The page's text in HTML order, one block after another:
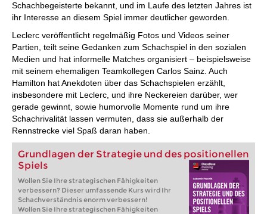
Schachbegeisterte bekannt, und im Laufe des letzten Jahres ist
ihr Interesse an diesem Spiel immer deutlicher geworden.
Leclerc veröffentlicht regelmäßig Fotos und Videos seiner
Partien, teilt seine Gedanken zum Schachspiel in den sozialen
Medien und hat informelle Matches organisiert – beispielsweise
mit seinem ehemaligen Teamkollegen Carlos Sainz. Auch
Hamilton hat Anekdoten über das Schachspielen erzählt,
insbesondere mit Leclerc, und ihre Neckereien darüber, wer
gerade gewinnt, sowie humorvolle Momente rund um ihre
Schachrivalität lassen vermuten, dass sie außerhalb der
Rennstrecke viel Spaß daran haben.
Grundlagen der Strategie und des positionellen
Spiels
Wollen Sie Ihre strategischen Fähigkeiten
verbessern? Dieser umfassende Kurs wird Ihr
Schachverständnis enorm verbessern!
Wollen Sie Ihre strategischen Fähigkeiten